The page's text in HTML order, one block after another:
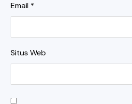
Email *
Situs Web